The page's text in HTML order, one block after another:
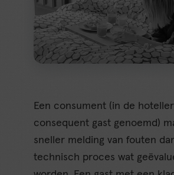
Een consument (in de
consequent gast genoemd)
sneller melding van fouten
technisch proces wat